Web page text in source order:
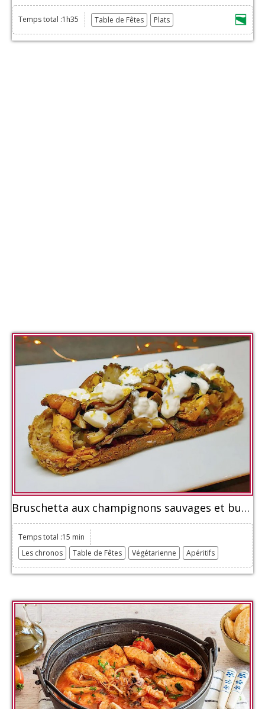
Temps total :1h35 Table de Fêtes Plats
Bruschetta aux champignons sauvages et burrata
Temps total :15 min
Les chronos
Table de Fêtes Végétarienne Apéritifs